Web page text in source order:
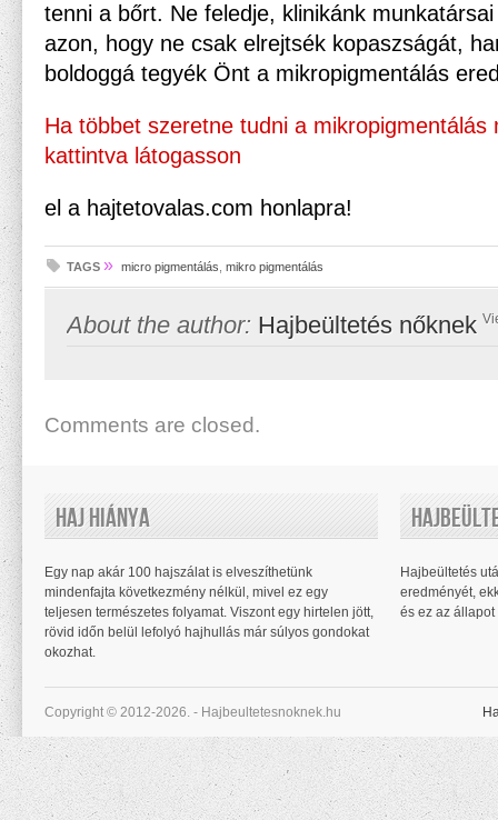
tenni a bőrt. Ne feledje, klinikánk
azon, hogy ne csak elrejtsék kopaszságát,
boldoggá tegyék Önt a mikropigmentálás
Ha többet szeretne tudni a mikropigmentálás
kattintva látogasson
el a hajtetovalas.com honlapra!
TAGS » micro pigmentálás mikro pigmentálás
About the author: Hajbeültetés nőknek
Comments are closed.
Haj Hiánya
Egy nap akár 100 hajszálat is elveszíthetünk
mindenfajta következmény nélkül, mivel ez egy
teljesen természetes folyamat. Viszont egy hirtelen jött,
rövid időn belül lefolyó hajhullás már súlyos gondokat
okozhat.
Hajbeültetés
eredményét,
és ez az
Copyright © 2012-2026. - Hajbeultetesnoknek.hu